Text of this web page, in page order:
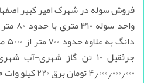
فروش سوله در شهرک امیر کبیر
واحد
۴٫۰۰۰٫۰۰۰٫۰۰۰ تومان برق ۲۲۰ کیلو وات حدود ۵۰۰‌ آمپر